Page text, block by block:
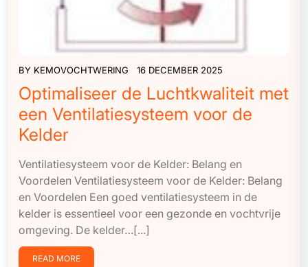
BY KEMOVOCHTWERING 16 DECEMBER 2025
Optimaliseer de Luchtkwaliteit met
een Ventilatiesysteem voor de
Kelder
Ventilatiesysteem voor de Kelder: Belang en
Voordelen Ventilatiesysteem voor de Kelder: Belang
en Voordelen Een goed ventilatiesysteem in de
kelder is essentieel voor een gezonde en vochtvrije
omgeving. De kelder…[...]
READ MORE